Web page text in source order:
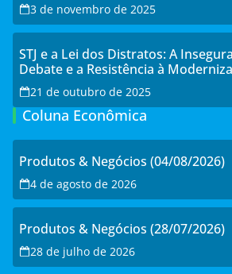
3 de novembro de 2025
STJ e a Lei dos Distratos: A
Debate e a Resistência à
21 de outubro de 2025
Coluna Econômica
Produtos & Negócios (04/08/2026)
4 de agosto de 2026
Produtos & Negócios (28/07/2026)
28 de julho de 2026